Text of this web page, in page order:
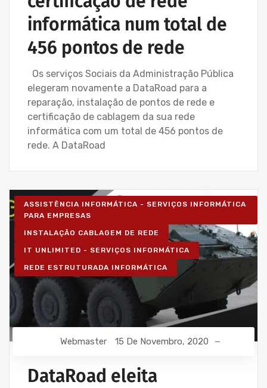
informática num total de
456 pontos de rede
Os serviços Sociais da Administração Pública
elegeram novamente a DataRoad para a
reparação, instalação de pontos de rede e
certificação de cablagem da sua rede
informática com um total de 456 pontos de
rede. A DataRoad
ASSISTÊNCIA INFORMÁTICA - SERVIÇOS INFORMÁTICA
PARA EMPRESAS
INSTALAÇÃO CABLAGEM DE REDE
IT UNLIMITED - SERVIÇOS INFORMÁTICA
REDE ESTRUTURADA INFORMÁTICA
Webmaster 15 De Novembro, 2020
DataRoad eleita